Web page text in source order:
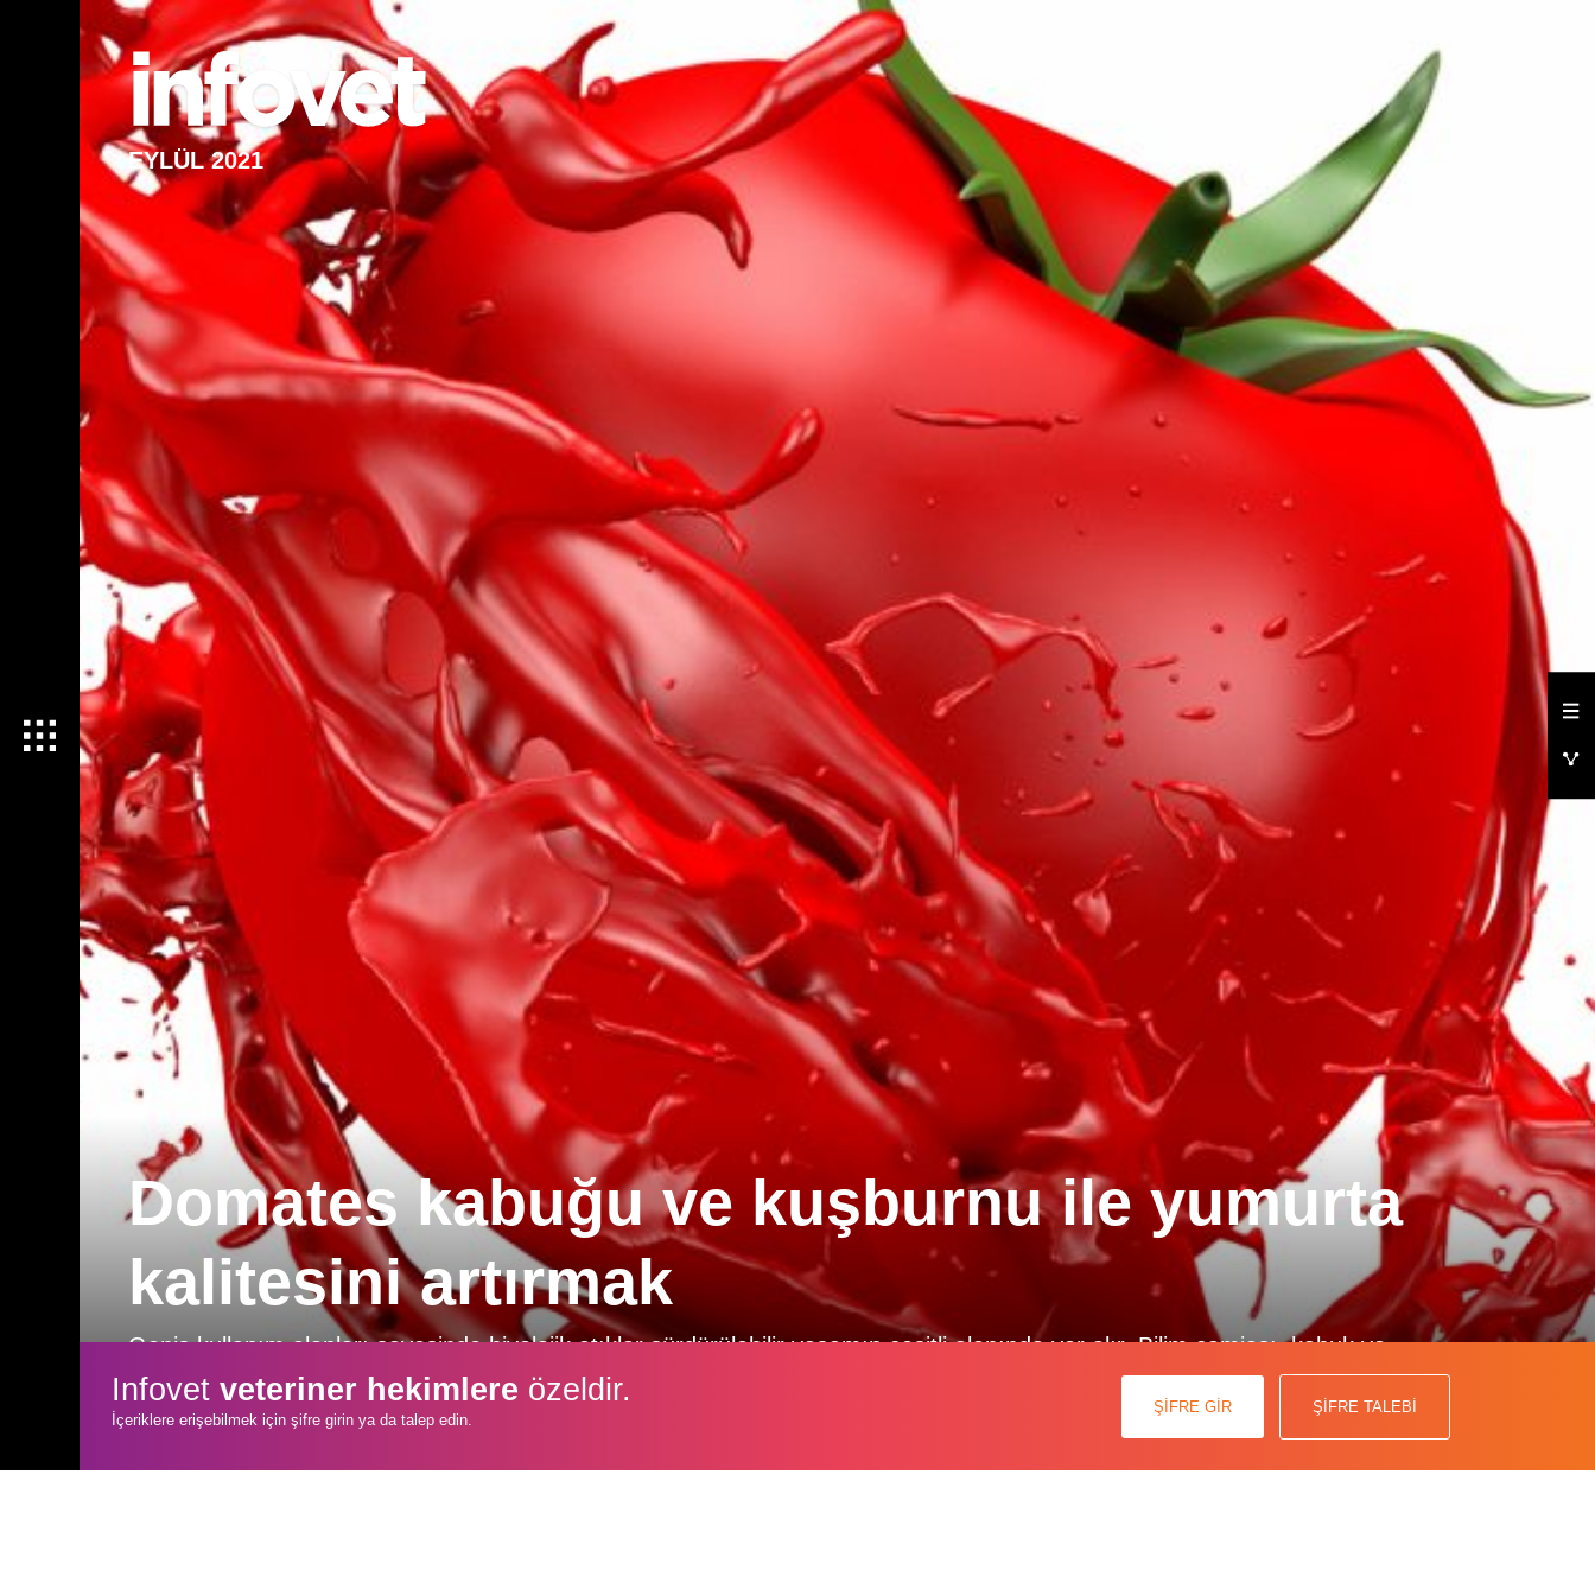
EYLÜL 2021
Domates kabuğu ve kuşburnu ile yumurta
kalitesini artırmak
Geniş kullanım alanları sayesinde biyolojik atıklar sürdürülebilir yaşamın çeşitli alanında yer alır. Bilim camiası, kabuk ve
küspe gibi atık olarak değerlendirilen ürünlerin özellikle hayvancılık ekonomisine kazandırılmaları ile ilgili yoğun çalışmalar
sürdürmektedir.
Infovetveteriner hekimlere özeldir.
İçeriklere erişebilmek için şifre girin ya da talep edin.
ŞİFRE GİR ŞİFRE TALEBİ